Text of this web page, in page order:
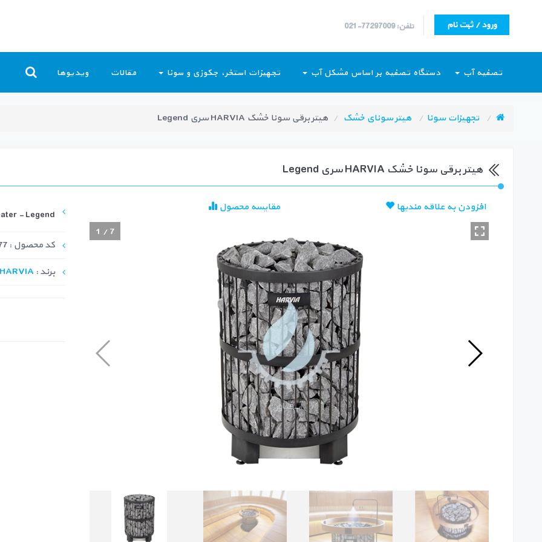
تلفن: 77297009-021 ورود / ثبت نام
تصفیه آب دستگاه تصفیه بر اساس مشکل آب تجهیزات استخر، جکوزی و سونا مقالات ویدیوها
تجهیزات سونا هیتر سونای خشک هیتر برقی سونا خشک HARVIA سری Legend
هیتر برقی سونا خشک HARVIA سری Legend
افزودن به علاقه مندیها
مقایسه محصول
1 /7
- Legend
کد محصول : HHS-1077
برند : HARVIA